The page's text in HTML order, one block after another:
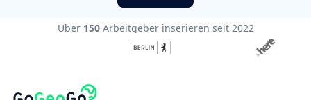
Über150 Arbeitgeber inserieren seit 2022